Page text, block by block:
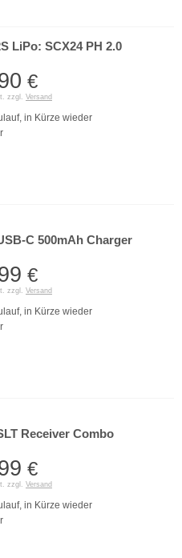
LiPo: SCX24 PH 2.0
€
zzgl. Versand
in Kürze wieder
C 500mAh Charger
€
zzgl. Versand
in Kürze wieder
Receiver Combo
€
zzgl. Versand
in Kürze wieder